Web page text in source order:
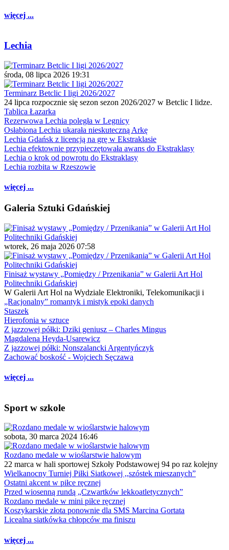
więcej ...
Lechia
środa, 08 lipca 2026 19:31
Terminarz Betclic I ligi 2026/2027
24 lipca rozpocznie się sezon sezon 2026/2027 w Betclic I lidze.
Tablica Łazarka
Rezerwowa Lechia poległa w Legnicy
Osłabiona Lechia ukarała nieskuteczną Arkę
Lechia Gdańsk z licencją na grę w Ekstraklasie
Lechia efektownie przypieczętowała awans do Ekstraklasy
Lechia o krok od powrotu do Ekstraklasy
Lechia rozbita w Rzeszowie
więcej ...
Galeria Sztuki Gdańskiej
wtorek, 26 maja 2026 07:58
Finisaż wystawy „Pomiędzy / Przenikania” w Galerii Art Hol
Politechniki Gdańskiej
W Galerii Art Hol na Wydziale Elektroniki, Telekomunikacji i
„Racjonalny” romantyk i mistyk epoki danych
Staszek
Hierofonia w sztuce
Z jazzowej półki: Dziki geniusz – Charles Mingus
Magdalena Heyda-Usarewicz
Z jazzowej półki: Nonszalancki Argentyńczyk
Zachować boskość - Wojciech Sęczawa
więcej ...
Sport w szkole
sobota, 30 marca 2024 16:46
Rozdano medale w wioślarstwie halowym
22 marca w hali sportowej Szkoły Podstawowej 94 po raz kolejny
Wielkanocny Turniej Piłki Siatkowej ,,szóstek mieszanych”
Ostatni akcent w piłce ręcznej
Przed wiosenną rundą „Czwartków lekkoatletycznych”
Rozdano medale w mini piłce ręcznej
Koszykarskie złota ponownie dla SMS Marcina Gortata
Licealna siatkówka chłopców ma finiszu
więcej ...